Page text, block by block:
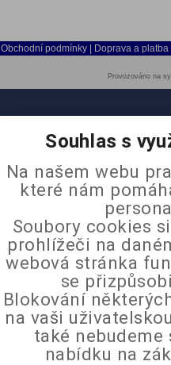
Obchodní podmínky Doprava a platba
Provozováno na
Souhlas s
Na našem webu
které nám
Soubory cookies
prohlížeči na
webová stránka
se
Blokování
na vaši
také
nabídku na